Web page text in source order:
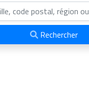
Rechercher